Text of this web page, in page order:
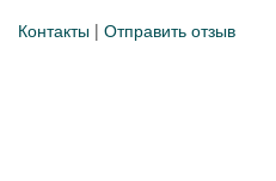
Контакты | Отправить отзыв